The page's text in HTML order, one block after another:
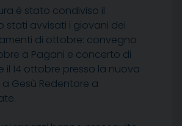
è stato condiviso il
stati avvisati i giovani dei
di ottobre: convegno
a Pagani e concerto di
il 14 ottobre presso la nuova
Gesù Redentore a